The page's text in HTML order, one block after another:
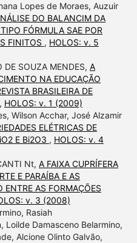
Lopes de Moraes, Auzuir
DO BALANCIM DA
FÓRMULA SAE POR
FINITOS , HOLOS: v. 5
DE SOUZA MENDES, A
NA EDUCAÇÃO
BRASILEIRA DE
, HOLOS: v. 1 (2009)
Wilson Acchar, José Alzamir
ELÉTRICAS DE
E Bi2O3 , HOLOS: v. 4
Nt, A FAIXA CUPRÍFERA
E PARAÍBA E AS
ENTRE AS FORMAÇÕES
v. 3 (2008)
Rasiah
Loilde Damasceno Belarmino,
Alcione Olinto Galvão,